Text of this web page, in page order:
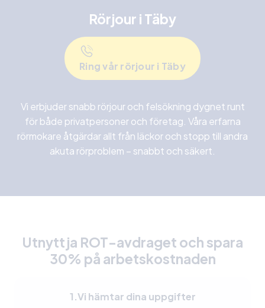
Rörjour i Täby
Ring vår rörjour i Täby
Vi erbjuder snabb rörjour och felsökning dygnet runt
för både privatpersoner och företag. Våra erfarna
rörmokare åtgärdar allt från läckor och stopp till andra
akuta rörproblem – snabbt och säkert.
Utnyttja ROT-avdraget och spara
30% på arbetskostnaden
1.Vi hämtar dina uppgifter